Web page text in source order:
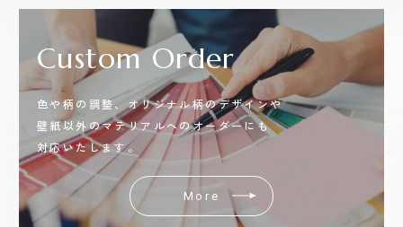
CustomOrder
色や柄の調整、オリジナル柄のデザインや
壁紙以外のマテリアルへのオーダーにも
対応いたします。
More